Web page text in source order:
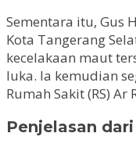
Sementara itu, Gus
Kota Tangerang
kecelakaan maut
luka. Ia kemudian
Rumah Sakit (RS) Ar
Penjelasan